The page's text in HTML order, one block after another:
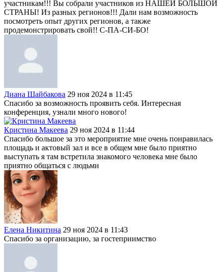
участникам!!! Вы собрали участников из НАШЕЙ БОЛЬШОЙ
СТРАНЫ! Из разных регионов!!! Дали нам возможность
посмотреть опыт других регионов, а также
продемонстрировать свой!! С-ПА-СИ-БО!
Диана Шайбакова 29 ноя 2024 в 11:45
Спасибо за возможность проявить себя. Интересная
конференция, узнали много нового!
Кристина Макеева 29 ноя 2024 в 11:44
Спасибо большое за это мероприятие мне очень понравилась
площадь и актовый зал и все в общем мне было приятно
выступать я там встретила знакомого человека мне было
приятно общаться с людьми
Елена Никитина 29 ноя 2024 в 11:43
Спасибо за организацию, за гостеприимство